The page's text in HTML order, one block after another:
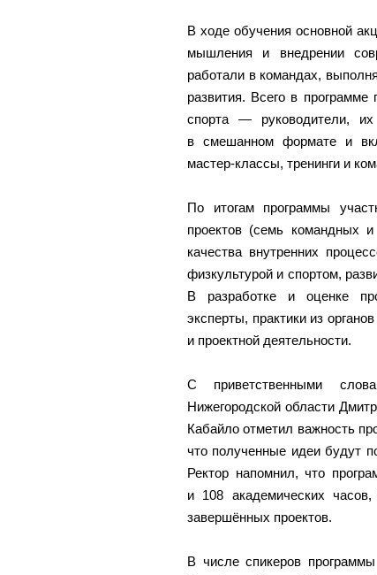
В ходе обучения основной
мышления и внедрении
работали в командах,
развития. Всего в
спорта — руководители,
в смешанном формате и
мастер‑классы, тренинги и
По итогам программы
проектов (семь командных
качества внутренних
физкультурой и спортом,
В разработке и оценке
эксперты, практики из
и проектной деятельности.
С приветственными
Нижегородской области
Кабайло отметил важность
что полученные идеи будут
Ректор напомнил, что
и 108 академических
завершённых проектов.
В числе спикеров